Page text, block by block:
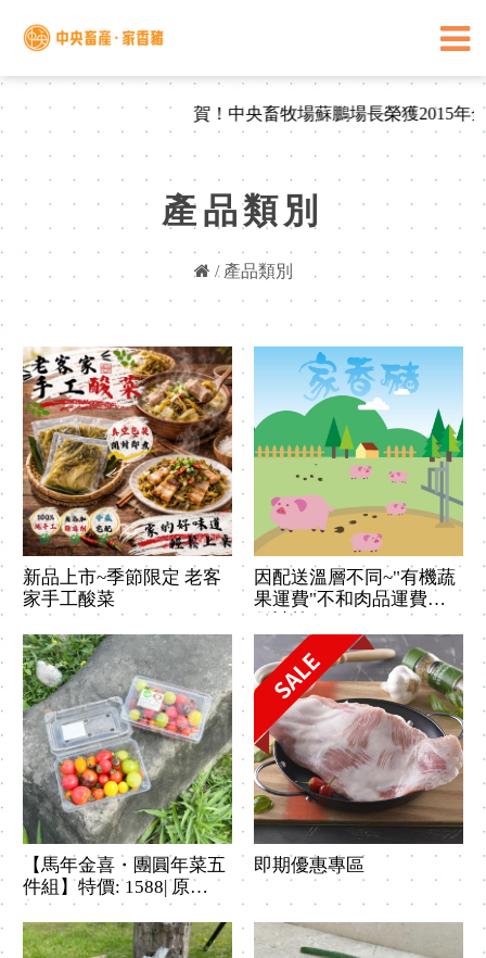
賀！中央畜牧場蘇鵬場長榮獲2015
產品類別
/ 產品類別
新品上市~季節限定 老客
家手工酸菜
因配送溫層不同~"有機蔬
果運費"不和肉品運費合
併計算
【馬年金喜・團圓年菜五
件組】特價: 1588| 原
價:1730
即期優惠專區